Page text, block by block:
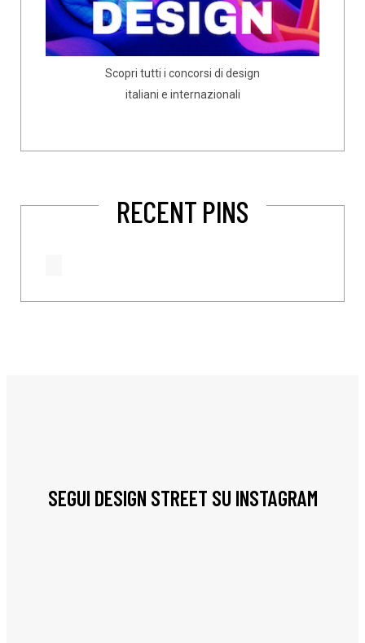
Scopri tutti i concorsi di design
italiani e internazionali
RECENT PINS
SEGUI DESIGN STREET SU INSTAGRAM